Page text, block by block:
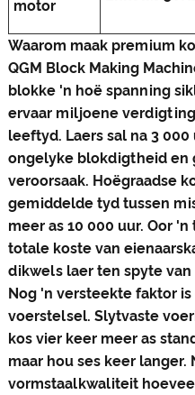
motor
Waarom maak premium
QGM Block Making
blokke 'n hoë spanning
ervaar miljoene
leeftyd. Laers sal na 3
ongelyke blokdigtheid en
veroorsaak. Hoëgraadse
gemiddelde tyd tussen
meer as 10 000 uur. Oor
totale koste van
dikwels laer ten spyte van
Nog 'n versteekte faktor
voerstelsel. Slytvaste
kos vier keer meer as
maar hou ses keer langer.
vormstaalkwaliteit